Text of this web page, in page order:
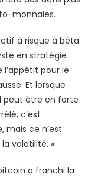
monnaies.
à risque à bêta
en stratégie
l’appétit pour le
Et lorsque
peut être en forte
c’est
ce n’est
volatilité. »
a franchi la